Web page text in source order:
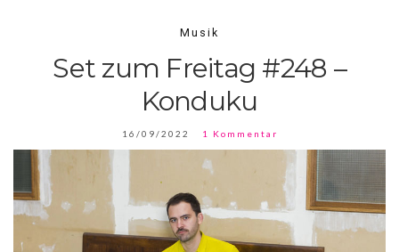
Musik
Set zum Freitag #248 –
Konduku
16/09/2022 1 Kommentar